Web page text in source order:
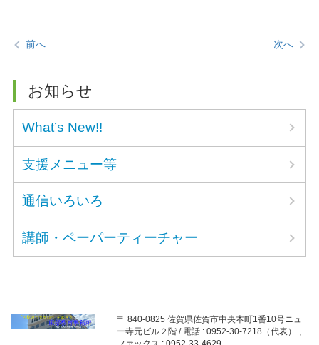
前へ 次へ
お知らせ
What’s New!!
支援メニュー等
通信いろいろ
講師・ペーパーティーチャー
〒 840-0825 佐賀県佐賀市中央本町1番10号ニュ
ー寺元ビル２階 / 電話 : 0952-30-7218（代表） 、